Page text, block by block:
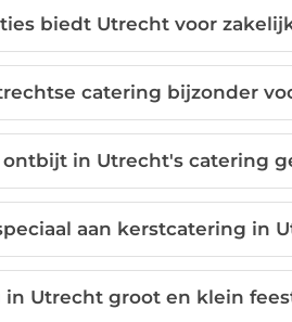
biedt Utrecht voor
catering bijzonder
in Utrecht's catering
aan kerstcatering in
in Utrecht groot en klein